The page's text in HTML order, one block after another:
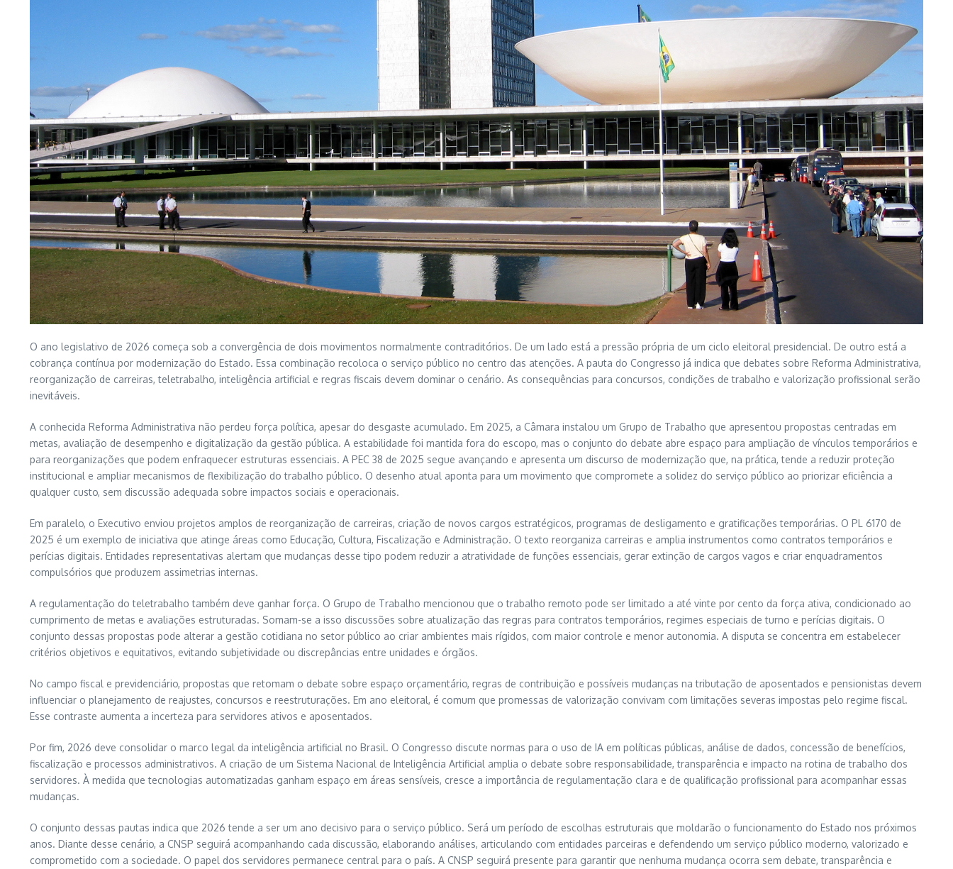
O ano legislativo de 2026 começa sob a convergência de dois movimentos normalmente contraditórios. De um lado está a pressão própria de um ciclo eleitoral presidencial. De outro está a
cobrança contínua por modernização do Estado. Essa combinação recoloca o serviço público no centro das atenções. A pauta do Congresso já indica que debates sobre Reforma Administrativa,
reorganização de carreiras, teletrabalho, inteligência artificial e regras fiscais devem dominar o cenário. As consequências para concursos, condições de trabalho e valorização profissional serão
inevitáveis.
A conhecida Reforma Administrativa não perdeu força política, apesar do desgaste acumulado. Em 2025, a Câmara instalou um Grupo de Trabalho que apresentou propostas centradas em
metas, avaliação de desempenho e digitalização da gestão pública. A estabilidade foi mantida fora do escopo, mas o conjunto do debate abre espaço para ampliação de vínculos temporários e
para reorganizações que podem enfraquecer estruturas essenciais. A PEC 38 de 2025 segue avançando e apresenta um discurso de modernização que, na prática, tende a reduzir proteção
institucional e ampliar mecanismos de flexibilização do trabalho público. O desenho atual aponta para um movimento que compromete a solidez do serviço público ao priorizar eficiência a
qualquer custo, sem discussão adequada sobre impactos sociais e operacionais.
Em paralelo, o Executivo enviou projetos amplos de reorganização de carreiras, criação de novos cargos estratégicos, programas de desligamento e gratificações temporárias. O PL 6170 de
2025 é um exemplo de iniciativa que atinge áreas como Educação, Cultura, Fiscalização e Administração. O texto reorganiza carreiras e amplia instrumentos como contratos temporários e
perícias digitais. Entidades representativas alertam que mudanças desse tipo podem reduzir a atratividade de funções essenciais, gerar extinção de cargos vagos e criar enquadramentos
compulsórios que produzem assimetrias internas.
A regulamentação do teletrabalho também deve ganhar força. O Grupo de Trabalho mencionou que o trabalho remoto pode ser limitado a até vinte por cento da força ativa, condicionado ao
cumprimento de metas e avaliações estruturadas. Somam-se a isso discussões sobre atualização das regras para contratos temporários, regimes especiais de turno e perícias digitais. O
conjunto dessas propostas pode alterar a gestão cotidiana no setor público ao criar ambientes mais rígidos, com maior controle e menor autonomia. A disputa se concentra em estabelecer
critérios objetivos e equitativos, evitando subjetividade ou discrepâncias entre unidades e órgãos.
No campo fiscal e previdenciário, propostas que retomam o debate sobre espaço orçamentário, regras de contribuição e possíveis mudanças na tributação de aposentados e pensionistas devem
influenciar o planejamento de reajustes, concursos e reestruturações. Em ano eleitoral, é comum que promessas de valorização convivam com limitações severas impostas pelo regime fiscal.
Esse contraste aumenta a incerteza para servidores ativos e aposentados.
Por fim, 2026 deve consolidar o marco legal da inteligência artificial no Brasil. O Congresso discute normas para o uso de IA em políticas públicas, análise de dados, concessão de benefícios,
fiscalização e processos administrativos. A criação de um Sistema Nacional de Inteligência Artificial amplia o debate sobre responsabilidade, transparência e impacto na rotina de trabalho dos
servidores. À medida que tecnologias automatizadas ganham espaço em áreas sensíveis, cresce a importância de regulamentação clara e de qualificação profissional para acompanhar essas
mudanças.
O conjunto dessas pautas indica que 2026 tende a ser um ano decisivo para o serviço público. Será um período de escolhas estruturais que moldarão o funcionamento do Estado nos próximos
anos. Diante desse cenário, a CNSP seguirá acompanhando cada discussão, elaborando análises, articulando com entidades parceiras e defendendo um serviço público moderno, valorizado e
comprometido com a sociedade. O papel dos servidores permanece central para o país. A CNSP seguirá presente para garantir que nenhuma mudança ocorra sem debate, transparência e